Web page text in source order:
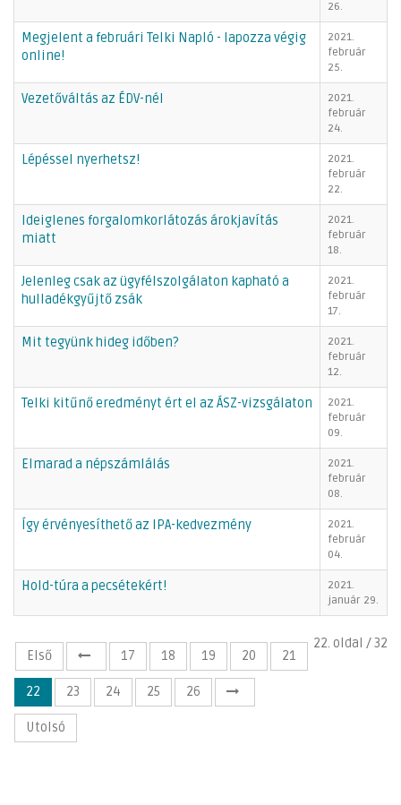
26.
Megjelent a februári Telki Napló - lapozza végig
online!
2021.
február
25.
Vezetőváltás az ÉDV-nél
2021.
február
24.
Lépéssel nyerhetsz!
2021.
február
22.
Ideiglenes forgalomkorlátozás árokjavítás
miatt
2021.
február
18.
Jelenleg csak az ügyfélszolgálaton kapható a
hulladékgyűjtő zsák
2021.
február
17.
Mit tegyünk hideg időben?
2021.
február
12.
Telki kitűnő eredményt ért el az ÁSZ-vizsgálaton
2021.
február
09.
Elmarad a népszámlálás
2021.
február
08.
Így érvényesíthető az IPA-kedvezmény
2021.
február
04.
Hold-túra a pecsétekért!
2021.
január 29.
22. oldal / 32
Első
17 18 19 20 21
22 23 24 25 26
Utolsó